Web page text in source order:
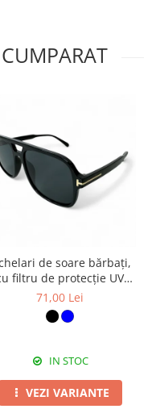
de soare bărbați,
filtru de protecție UV
400, cu toc cadou, OSB59
71,00 Lei
IN STOC
VEZI VARIANTE